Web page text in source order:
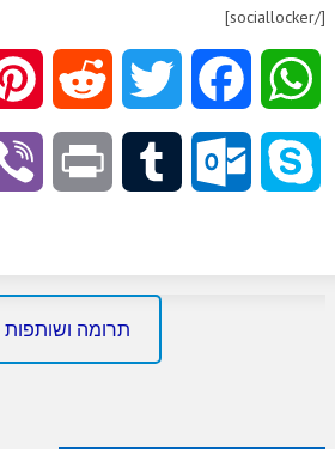
[/sociallocker]
WhatsApp
Facebook
Twitter
Reddit
Skype
Outlook.com
Tumblr
Print
תרומה ושותפות